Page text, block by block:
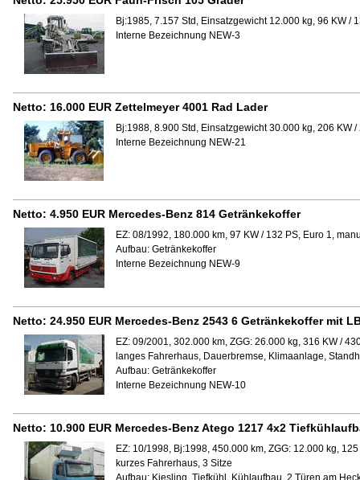
Bj:1985, 7.157 Std, Einsatzgewicht 12.000 kg, 96 KW /
Interne Bezeichnung NEW-3
Netto: 16.000 EUR Zettelmeyer 4001 Rad Lader
Bj:1988, 8.900 Std, Einsatzgewicht 30.000 kg, 206 KW
Interne Bezeichnung NEW-21
Netto: 4.950 EUR Mercedes-Benz 814 Getränkekoffer
EZ: 08/1992, 180.000 km, 97 KW / 132 PS, Euro 1,
Aufbau: Getränkekoffer
Interne Bezeichnung NEW-9
Netto: 24.950 EUR Mercedes-Benz 2543 6 Getränkekoffer mit
EZ: 09/2001, 302.000 km, ZGG: 26.000 kg, 316 KW /
langes Fahrerhaus, Dauerbremse, Klimaanlage,
Aufbau: Getränkekoffer
Interne Bezeichnung NEW-10
Netto: 10.900 EUR Mercedes-Benz Atego 1217 4x2
EZ: 10/1998, Bj:1998, 450.000 km, ZGG: 12.000 kg,
kurzes Fahrerhaus, 3 Sitze
Aufbau: Kiesling, Tiefkühl, Kühlaufbau, 2 Türen am